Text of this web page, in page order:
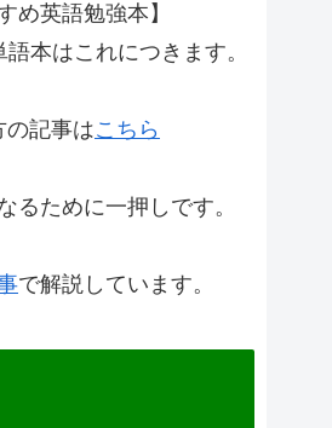
め英語勉強本】
本はこれにつきます。
の記事はこちら
るために一押しです。
で解説しています。